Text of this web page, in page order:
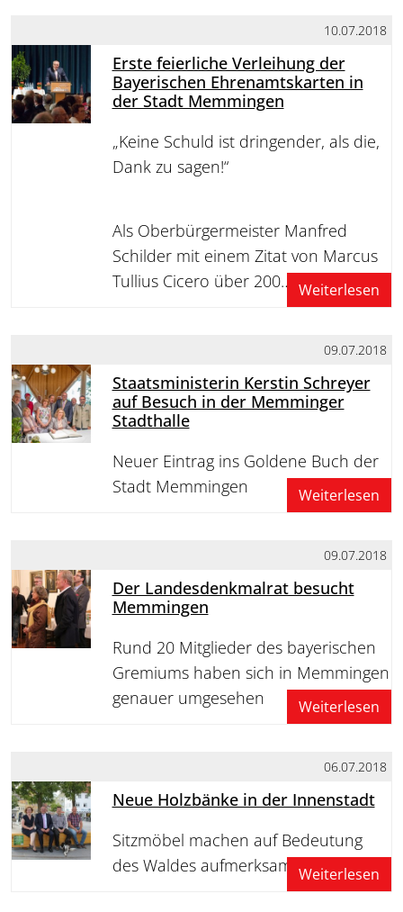
10.07.2018
Erste feierliche Verleihung der
Bayerischen Ehrenamtskarten in
der Stadt Memmingen
„Keine Schuld ist dringender, als die,
Dank zu sagen!“
Als Oberbürgermeister Manfred
Schilder mit einem Zitat von Marcus
Tullius Cicero über 200… Weiterlesen
09.07.2018
Staatsministerin Kerstin Schreyer
auf Besuch in der Memminger
Stadthalle
Neuer Eintrag ins Goldene Buch der
Stadt Memmingen
Weiterlesen
09.07.2018
Der Landesdenkmalrat besucht
Memmingen
Rund 20 Mitglieder des bayerischen
Gremiums haben sich in Memmingen
genauer umgesehen
Weiterlesen
06.07.2018
Neue Holzbänke in der Innenstadt
Sitzmöbel machen auf Bedeutung
des Waldes aufmerksam Weiterlesen